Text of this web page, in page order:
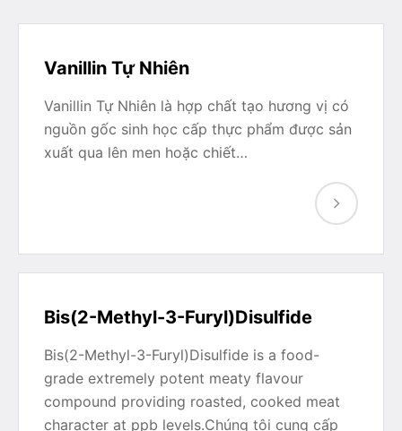
Vanillin Tự Nhiên
Vanillin Tự Nhiên là hợp chất tạo hương vị có
nguồn gốc sinh học cấp thực phẩm được sản
xuất qua lên men hoặc chiết…
Bis(2-Methyl-3-Furyl)Disulfide
Bis(2-Methyl-3-Furyl)Disulfide is a food-
grade extremely potent meaty flavour
compound providing roasted, cooked meat
character at ppb levels.Chúng tôi cung cấp